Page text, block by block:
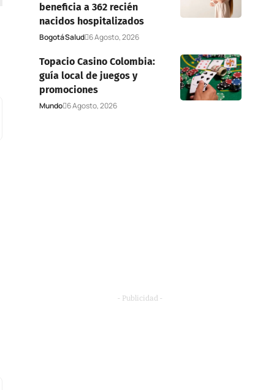
beneficia a 362 recién
nacidos hospitalizados
BogotáSalud 6 Agosto, 2026
Topacio Casino Colombia:
guía local de juegos y
promociones
Mundo 6 Agosto, 2026
- Publicidad -